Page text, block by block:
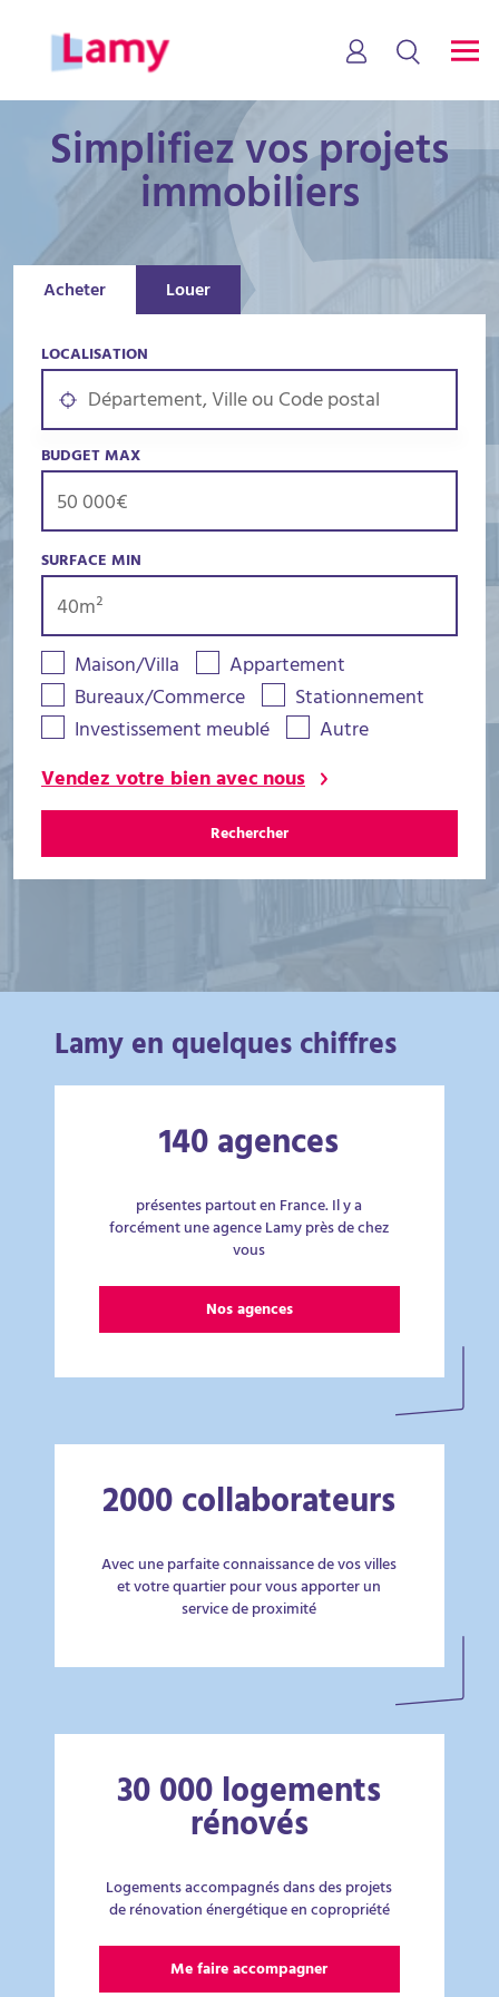
Simplifiez vos projets
immobiliers
Acheter Louer
LOCALISATION
BUDGET MAX
SURFACE MIN
Maison/Villa
Appartement
Bureaux/Commerce
Stationnement
Investissement meublé
Autre
Vendez votre bien avec nous
Rechercher
Lamy en quelques chiffres
140 agences
présentes partout en France. Il y a
forcément une agence Lamy près de chez
vous
Nos agences
2000 collaborateurs
Avec une parfaite connaissance de vos villes
et votre quartier pour vous apporter un
service de proximité
30 000 logements
rénovés
Logements accompagnés dans des projets
de rénovation énergétique en copropriété
Me faire accompagner